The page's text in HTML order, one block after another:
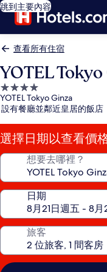
跳到主要內容
查看所有住宿
YOTEL
4.0
星
級
住
宿
YOTEL Tokyo Ginza
設有餐廳並鄰近皇居的飯店
選擇日期以查看價
想要去哪裡？
日期
旅客